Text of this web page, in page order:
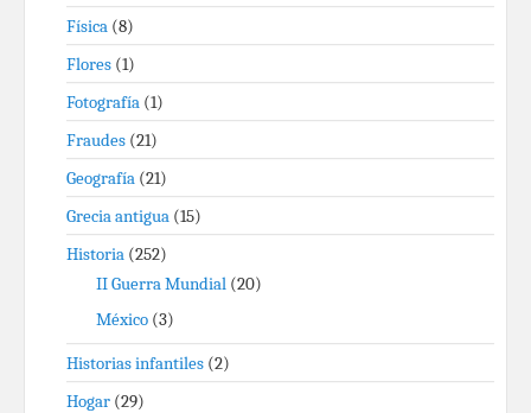
Física (8)
Flores (1)
Fotografía (1)
Fraudes (21)
Geografía (21)
Grecia antigua (15)
Historia (252)
II Guerra Mundial (20)
México (3)
Historias infantiles (2)
Hogar (29)